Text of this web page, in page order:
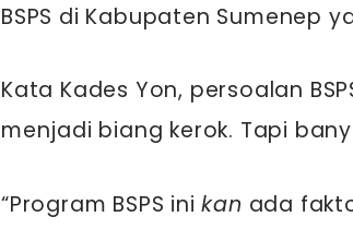
BSPS di Kabupaten Sumenep
Kata Kades Yon, persoalan
menjadi biang kerok. Tapi
“Program BSPS inikan ada